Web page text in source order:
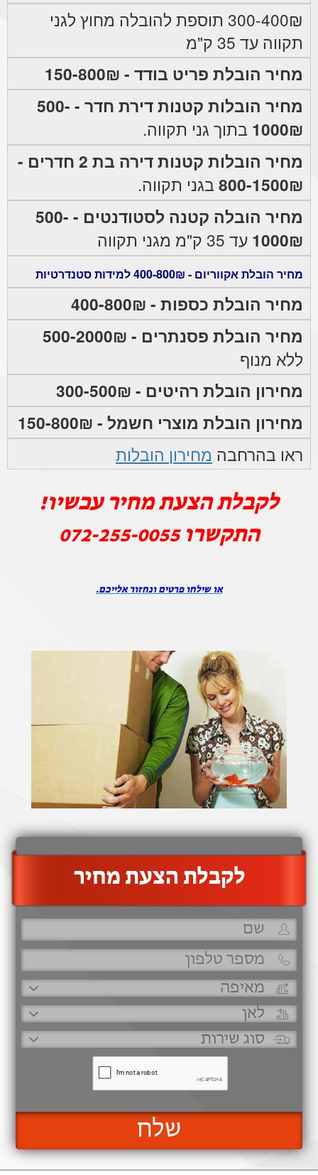
300-400₪ תוספת להובלה מחוץ לגני
תקווה עד 35 ק"מ
מחיר הובלת פריט בודד - 150-800₪
מחיר הובלות קטנות דירת חדר - 500-
1000₪ בתוך גני תקווה.
מחיר הובלות קטנות דירה בת 2 חדרים -
800-1500₪ בגני תקווה.
מחיר הובלה קטנה לסטודנטים - 500-
1000₪ עד 35 ק"מ מגני תקווה
מחיר הובלת אקווריום - 400-800₪ למידות סטנדרטיות
מחיר הובלת כספות - 400-800₪
מחיר הובלת פסנתרים - 500-2000₪
ללא מנוף
מחירון הובלת רהיטים - 300-500₪
מחירון הובלת מוצרי חשמל - 150-800₪
ראו בהרחבה מחירון הובלות
לקבלת הצעת מחיר עכשיו!
התקשרו072-255-0055
או שילחו פרטים ונחזור אלייכם.
‫לקבלת הצעת מחיר
שלח